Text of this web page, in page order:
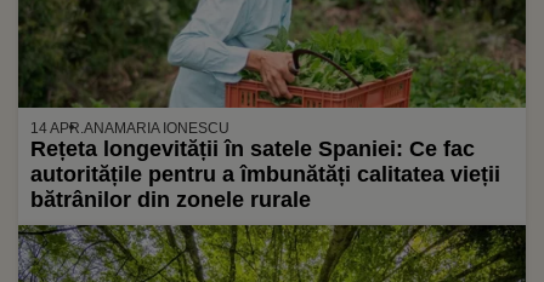
14 APR.ANAMARIA IONESCU
Rețeta longevității în satele Spaniei: Ce fac
autoritățile pentru a îmbunătăți calitatea vieții
bătrânilor din zonele rurale